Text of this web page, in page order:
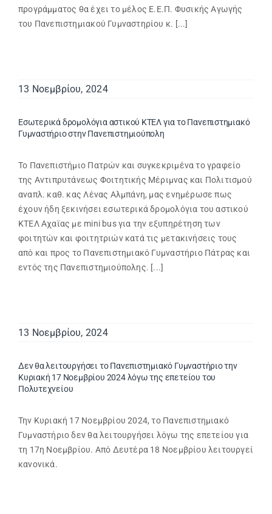
προγράμματος θα έχει το μέλος Ε.Ε.Π. Φυσικής Αγωγής
του Πανεπιστημιακού Γυμναστηρίου κ. [...]
13 Νοεμβρίου, 2024
Εσωτερικά δρομολόγια αστικού ΚΤΕΛ για το Πανεπιστημιακό
Γυμναστήριο στην Πανεπιστημιούπολη
Το Πανεπιστήμιο Πατρών και συγκεκριμένα το γραφείο
της Αντιπρυτάνεως Φοιτητικής Μέριμνας και Πολιτισμού
αναπλ. καθ. κας Λένας Αλμπάνη, μας ενημέρωσε πως
έχουν ήδη ξεκινήσει εσωτερικά δρομολόγια του αστικού
ΚΤΕΛ Αχαϊας με mini bus για την εξυπηρέτηση των
φοιτητών και φοιτητριών κατά τις μετακινήσεις τους
από και προς το Πανεπιστημιακό Γυμναστήριο Πάτρας και
εντός της Πανεπιστημιούπολης. [...]
13 Νοεμβρίου, 2024
Δεν θα λειτουργήσει το Πανεπιστημιακό Γυμναστήριο την
Κυριακή 17 Νοεμβρίου 2024 λόγω της επετείου του
Πολυτεχνείου
Την Κυριακή 17 Νοεμβρίου 2024, το Πανεπιστημιακό
Γυμναστήριο δεν θα λειτουργήσει λόγω της επετείου για
τη 17η Νοεμβρίου. Από Δευτέρα 18 Νοεμβρίου λειτουργεί
κανονικά.